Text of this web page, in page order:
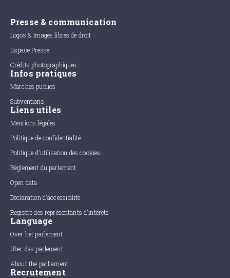
Presse & communication
Logos & Images libres de droit
Espace Presse
Crédits photographiques
Infos pratiques
Marchés publics
Subventions
Liens utiles
Mentions légales
Politique de confidentialité
Politique d'utilisation des cookies
Règlement du parlement
Open data
Déclaration d'accessibilité
Registre des représentants d'intérêts
Language
Over het parlement
Uber das parlement
About the parliament
Recrutement